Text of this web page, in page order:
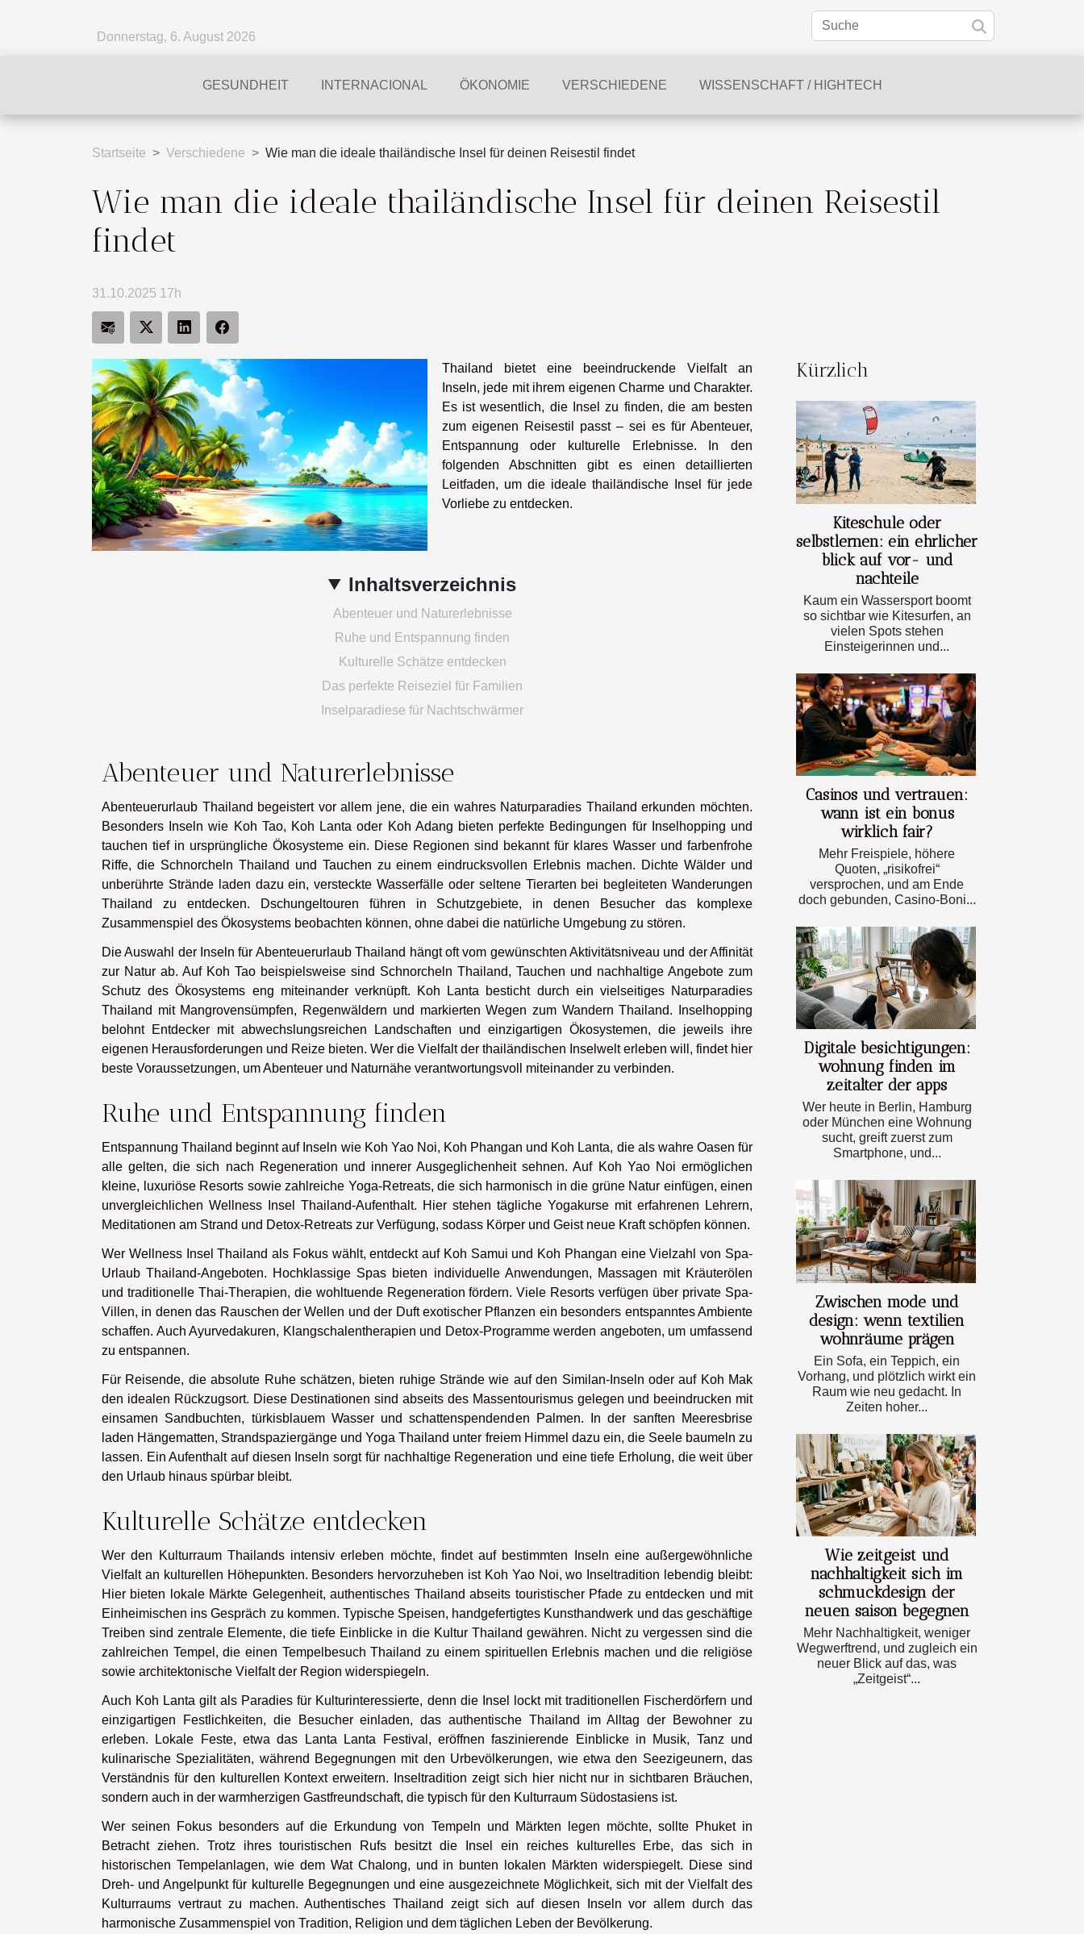
Donnerstag, 6. August 2026
GESUNDHEIT INTERNACIONAL ÖKONOMIE VERSCHIEDENE WISSENSCHAFT / HIGHTECH
Startseite Verschiedene Wie man die ideale thailändische Insel für deinen Reisestil findet
Wie man die ideale thailändische Insel für deinen Reisestil
findet
31.10.2025 17h
Inhaltsverzeichnis
Abenteuer und Naturerlebnisse
Ruhe und Entspannung finden
Kulturelle Schätze entdecken
Das perfekte Reiseziel für Familien
Inselparadiese für Nachtschwärmer
Thailand bietet eine beeindruckende Vielfalt an
Inseln, jede mit ihrem eigenen Charme und Charakter.
Es ist wesentlich, die Insel zu finden, die am besten
zum eigenen Reisestil passt – sei es für Abenteuer,
Entspannung oder kulturelle Erlebnisse. In den
folgenden Abschnitten gibt es einen detaillierten
Leitfaden, um die ideale thailändische Insel für jede
Vorliebe zu entdecken.
Abenteuer und Naturerlebnisse
Abenteuerurlaub Thailand begeistert vor allem jene, die ein wahres Naturparadies Thailand erkunden möchten.
Besonders Inseln wie Koh Tao, Koh Lanta oder Koh Adang bieten perfekte Bedingungen für Inselhopping und
tauchen tief in ursprüngliche Ökosysteme ein. Diese Regionen sind bekannt für klares Wasser und farbenfrohe
Riffe, die Schnorcheln Thailand und Tauchen zu einem eindrucksvollen Erlebnis machen. Dichte Wälder und
unberührte Strände laden dazu ein, versteckte Wasserfälle oder seltene Tierarten bei begleiteten Wanderungen
Thailand zu entdecken. Dschungeltouren führen in Schutzgebiete, in denen Besucher das komplexe
Zusammenspiel des Ökosystems beobachten können, ohne dabei die natürliche Umgebung zu stören.
Die Auswahl der Inseln für Abenteuerurlaub Thailand hängt oft vom gewünschten Aktivitätsniveau und der Affinität
zur Natur ab. Auf Koh Tao beispielsweise sind Schnorcheln Thailand, Tauchen und nachhaltige Angebote zum
Schutz des Ökosystems eng miteinander verknüpft. Koh Lanta besticht durch ein vielseitiges Naturparadies
Thailand mit Mangrovensümpfen, Regenwäldern und markierten Wegen zum Wandern Thailand. Inselhopping
belohnt Entdecker mit abwechslungsreichen Landschaften und einzigartigen Ökosystemen, die jeweils ihre
eigenen Herausforderungen und Reize bieten. Wer die Vielfalt der thailändischen Inselwelt erleben will, findet hier
beste Voraussetzungen, um Abenteuer und Naturnähe verantwortungsvoll miteinander zu verbinden.
Ruhe und Entspannung finden
Entspannung Thailand beginnt auf Inseln wie Koh Yao Noi, Koh Phangan und Koh Lanta, die als wahre Oasen für
alle gelten, die sich nach Regeneration und innerer Ausgeglichenheit sehnen. Auf Koh Yao Noi ermöglichen
kleine, luxuriöse Resorts sowie zahlreiche Yoga-Retreats, die sich harmonisch in die grüne Natur einfügen, einen
unvergleichlichen Wellness Insel Thailand-Aufenthalt. Hier stehen tägliche Yogakurse mit erfahrenen Lehrern,
Meditationen am Strand und Detox-Retreats zur Verfügung, sodass Körper und Geist neue Kraft schöpfen können.
Wer Wellness Insel Thailand als Fokus wählt, entdeckt auf Koh Samui und Koh Phangan eine Vielzahl von Spa-
Urlaub Thailand-Angeboten. Hochklassige Spas bieten individuelle Anwendungen, Massagen mit Kräuterölen
und traditionelle Thai-Therapien, die wohltuende Regeneration fördern. Viele Resorts verfügen über private Spa-
Villen, in denen das Rauschen der Wellen und der Duft exotischer Pflanzen ein besonders entspanntes Ambiente
schaffen. Auch Ayurvedakuren, Klangschalentherapien und Detox-Programme werden angeboten, um umfassend
zu entspannen.
Für Reisende, die absolute Ruhe schätzen, bieten ruhige Strände wie auf den Similan-Inseln oder auf Koh Mak
den idealen Rückzugsort. Diese Destinationen sind abseits des Massentourismus gelegen und beeindrucken mit
einsamen Sandbuchten, türkisblauem Wasser und schattenspendenden Palmen. In der sanften Meeresbrise
laden Hängematten, Strandspaziergänge und Yoga Thailand unter freiem Himmel dazu ein, die Seele baumeln zu
lassen. Ein Aufenthalt auf diesen Inseln sorgt für nachhaltige Regeneration und eine tiefe Erholung, die weit über
den Urlaub hinaus spürbar bleibt.
Kulturelle Schätze entdecken
Wer den Kulturraum Thailands intensiv erleben möchte, findet auf bestimmten Inseln eine außergewöhnliche
Vielfalt an kulturellen Höhepunkten. Besonders hervorzuheben ist Koh Yao Noi, wo Inseltradition lebendig bleibt:
Hier bieten lokale Märkte Gelegenheit, authentisches Thailand abseits touristischer Pfade zu entdecken und mit
Einheimischen ins Gespräch zu kommen. Typische Speisen, handgefertigtes Kunsthandwerk und das geschäftige
Treiben sind zentrale Elemente, die tiefe Einblicke in die Kultur Thailand gewähren. Nicht zu vergessen sind die
zahlreichen Tempel, die einen Tempelbesuch Thailand zu einem spirituellen Erlebnis machen und die religiöse
sowie architektonische Vielfalt der Region widerspiegeln.
Auch Koh Lanta gilt als Paradies für Kulturinteressierte, denn die Insel lockt mit traditionellen Fischerdörfern und
einzigartigen Festlichkeiten, die Besucher einladen, das authentische Thailand im Alltag der Bewohner zu
erleben. Lokale Feste, etwa das Lanta Lanta Festival, eröffnen faszinierende Einblicke in Musik, Tanz und
kulinarische Spezialitäten, während Begegnungen mit den Urbevölkerungen, wie etwa den Seezigeunern, das
Verständnis für den kulturellen Kontext erweitern. Inseltradition zeigt sich hier nicht nur in sichtbaren Bräuchen,
sondern auch in der warmherzigen Gastfreundschaft, die typisch für den Kulturraum Südostasiens ist.
Wer seinen Fokus besonders auf die Erkundung von Tempeln und Märkten legen möchte, sollte Phuket in
Betracht ziehen. Trotz ihres touristischen Rufs besitzt die Insel ein reiches kulturelles Erbe, das sich in
historischen Tempelanlagen, wie dem Wat Chalong, und in bunten lokalen Märkten widerspiegelt. Diese sind
Dreh- und Angelpunkt für kulturelle Begegnungen und eine ausgezeichnete Möglichkeit, sich mit der Vielfalt des
Kulturraums vertraut zu machen. Authentisches Thailand zeigt sich auf diesen Inseln vor allem durch das
harmonische Zusammenspiel von Tradition, Religion und dem täglichen Leben der Bevölkerung.
Kürzlich
Kiteschule oder
selbstlernen: ein ehrlicher
blick auf vor- und
nachteile
Kaum ein Wassersport boomt
so sichtbar wie Kitesurfen, an
vielen Spots stehen
Einsteigerinnen und...
Casinos und vertrauen:
wann ist ein bonus
wirklich fair?
Mehr Freispiele, höhere
Quoten, „risikofrei“
versprochen, und am Ende
doch gebunden, Casino-Boni...
Digitale besichtigungen:
wohnung finden im
zeitalter der apps
Wer heute in Berlin, Hamburg
oder München eine Wohnung
sucht, greift zuerst zum
Smartphone, und...
Zwischen mode und
design: wenn textilien
wohnräume prägen
Ein Sofa, ein Teppich, ein
Vorhang, und plötzlich wirkt ein
Raum wie neu gedacht. In
Zeiten hoher...
Wie zeitgeist und
nachhaltigkeit sich im
schmuckdesign der
neuen saison begegnen
Mehr Nachhaltigkeit, weniger
Wegwerftrend, und zugleich ein
neuer Blick auf das, was
„Zeitgeist“...